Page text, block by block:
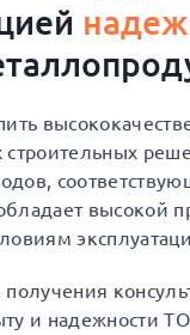
высокой
получения
и надежности